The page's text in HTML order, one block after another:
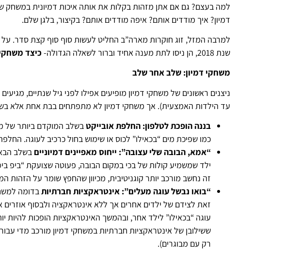
למה בעצם? גם אם אתן מזהות בקלות את אותה איכות דמיונית במשחק
דמיון? איך מודדים אותם? איפה מודדים אותם? בקיצור, בלגן שלם.
שנת 2018, הן ניסו לתת מענה אחיד וברור לשאלה הגדולה-
כיצד
משחקי דמיון: שלב אחר שלב
עד הילדות האמצעית). אך משחקי דמיון לא מתפתחים בבת אחת אלא
בננה הופכת לטלפון: החלפת אובייקטבשלב המוקדם ביותר של
כמו שפיכת מים “בכאילו” לכוס או שימוש בחול כרכיב לעוגה.
“אמא, הבובה שלי עצובה”: ייחוס מאפיינים דמיוניים בשלב
ילד שמשמיע קולות של בכי במקום הבובה, פעוטה שצועקת “ביפ
זה נחשב מורכב יותר קוגניטיבית, מכיוון שהחפץ שומר על הזהות
“בואו נבשל עוגה מעלים”: אינטראקציות חברתיותבדומה
זאת לצידם של ילדים אחרים אך ללא אינטראקציה ולבסוף
עוגה “בכאילו” לילד אחר, ובהמשך האינטראקציות הופכות להיות
ששילובן של אינטראקציות חברתיות במשחקי דמיון מורכב מדי
רק עם מבוגרים).